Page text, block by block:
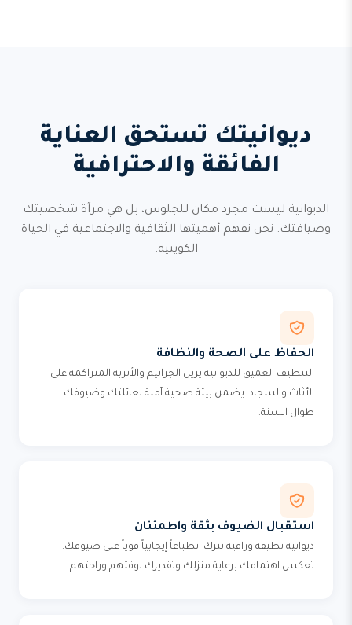
ديوانيتك تستحق العناية
الفائقة والاحترافية
الديوانية ليست مجرد مكان للجلوس، بل هي مرآة شخصيتك
وضيافتك. نحن نفهم أهميتها الثقافية والاجتماعية في الحياة
الكويتية.
الحفاظ على الصحة والنظافة
التنظيف العميق للديوانية يزيل الجراثيم والأتربة المتراكمة على
الأثاث والسجاد. يضمن بيئة صحية آمنة لعائلتك وضيوفك
طوال السنة.
استقبال الضيوف بثقة واطمئنان
ديوانية نظيفة وراقية تترك انطباعاً إيجابياً قوياً على ضيوفك.
تعكس اهتمامك برعاية منزلك وتقديرك لوقتهم وراحتهم.